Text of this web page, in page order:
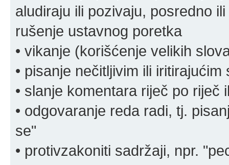
aludiraju ili pozivaju, posredno
rušenje ustavnog poretka
• vikanje (korišćenje velikih
• pisanje nečitljivim ili iritirajućim
• slanje komentara riječ po riječ
• odgovaranje reda radi, tj.
se"
• protivzakoniti sadržaji, npr.